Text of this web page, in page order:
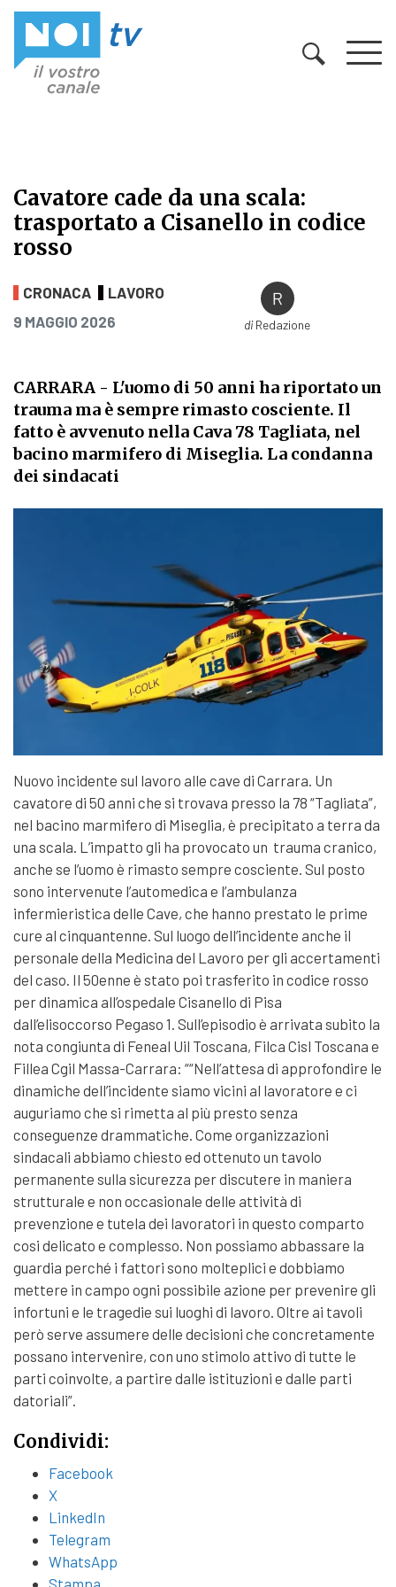
Cavatore cade da una scala:
trasportato a Cisanello in codice
rosso
Cavatore cade da una scala:
CRONACA
LAVORO
PUBBLICATO IL
9 MAGGIO 2026 diRedazione
CARRARA - L'uomo di 50 anni ha riportato un
trauma ma è sempre rimasto cosciente. Il
fatto è avvenuto nella Cava 78 Tagliata, nel
bacino marmifero di Miseglia. La condanna
dei sindacati
Nuovo incidente sul lavoro alle cave di Carrara. Un
cavatore di 50 anni che si trovava presso la 78 “Tagliata”,
nel bacino marmifero di Miseglia, è precipitato a terra da
una scala. L’impatto gli ha provocato un trauma cranico,
anche se l’uomo è rimasto sempre cosciente. Sul posto
sono intervenute l’automedica e l’ambulanza
infermieristica delle Cave, che hanno prestato le prime
cure al cinquantenne. Sul luogo dell’incidente anche il
personale della Medicina del Lavoro per gli accertamenti
del caso. Il 50enne è stato poi trasferito in codice rosso
per dinamica all’ospedale Cisanello di Pisa
dall’elisoccorso Pegaso 1. Sull’episodio è arrivata subito la
nota congiunta di Feneal Uil Toscana, Filca Cisl Toscana e
Fillea Cgil Massa-Carrara: ““Nell’attesa di approfondire le
dinamiche dell’incidente siamo vicini al lavoratore e ci
auguriamo che si rimetta al più presto senza
conseguenze drammatiche. Come organizzazioni
sindacali abbiamo chiesto ed ottenuto un tavolo
permanente sulla sicurezza per discutere in maniera
strutturale e non occasionale delle attività di
prevenzione e tutela dei lavoratori in questo comparto
cosi delicato e complesso. Non possiamo abbassare la
guardia perché i fattori sono molteplici e dobbiamo
mettere in campo ogni possibile azione per prevenire gli
infortuni e le tragedie sui luoghi di lavoro. Oltre ai tavoli
però serve assumere delle decisioni che concretamente
possano intervenire, con uno stimolo attivo di tutte le
parti coinvolte, a partire dalle istituzioni e dalle parti
datoriali”.
Condividi:
Facebook
X
LinkedIn
Telegram
WhatsApp